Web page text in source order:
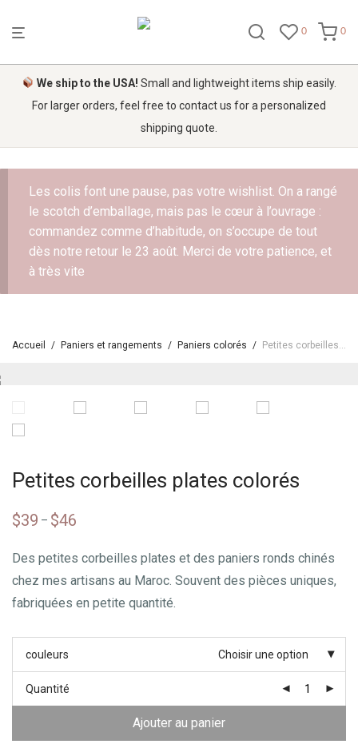
0 0
We ship to the USA! Small and lightweight items ship easily.
For larger orders, feel free to contact us for a personalized
shipping quote.
Les colis font une pause, pas votre wishlist. On a rangé
le scotch d’emballage, mais pas le cœur à l’ouvrage :
commandez comme d’habitude, on s’occupe de tout
dès notre retour le 23 août. Merci de votre patience, et
à très vite
Accueil / Paniers et rangements / Paniers colorés / Petites corbeilles plates colorés
Petites corbeilles plates colorés
$39 – $46
Des petites corbeilles plates et des paniers ronds chinés
chez mes artisans au Maroc. Souvent des pièces uniques,
fabriquées en petite quantité.
couleurs Choisir une option
Quantité
Ajouter au panier